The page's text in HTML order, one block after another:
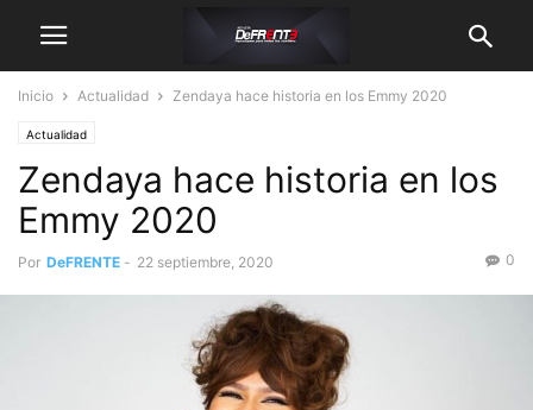
Inicio Actualidad Zendaya hace historia en los Emmy 2020
Actualidad
Zendaya hace historia en los
Emmy 2020
Por DeFRENTE - 22 septiembre, 2020 0